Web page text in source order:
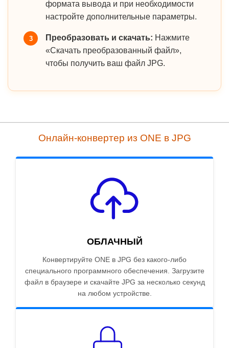
формата вывода и при необходимости
настройте дополнительные параметры.
3 Преобразовать и скачать: Нажмите
«Скачать преобразованный файл»,
чтобы получить ваш файл JPG.
Онлайн-конвертер из ONE в JPG
ОБЛАЧНЫЙ
Конвертируйте ONE в JPG без какого-либо
специального программного обеспечения. Загрузите
файл в браузере и скачайте JPG за несколько секунд
на любом устройстве.